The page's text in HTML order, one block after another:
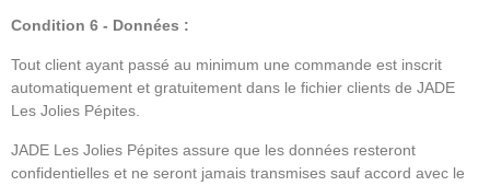
Condition 6 - Données :
Tout client ayant passé au minimum une commande est inscrit
automatiquement et gratuitement dans le fichier clients de JADE
Les Jolies Pépites.
JADE Les Jolies Pépites assure que les données resteront
confidentielles et ne seront jamais transmises sauf accord avec le